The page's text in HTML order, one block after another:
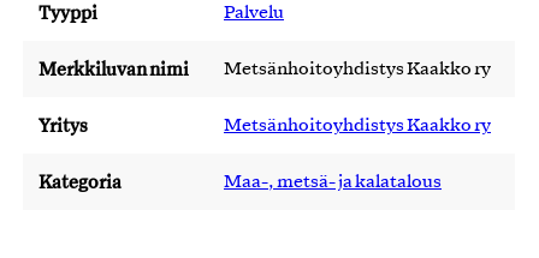
Tyyppi Palvelu
Merkkiluvan nimi Metsänhoitoyhdistys Kaakko ry
Yritys Metsänhoitoyhdistys Kaakko ry
Kategoria Maa-, metsä- ja kalatalous